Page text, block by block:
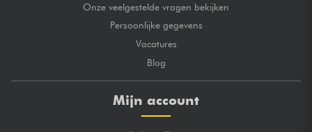
Onze veelgestelde vragen bekijken
Persoonlijke gegevens
Vacatures
Blog
Mijn account